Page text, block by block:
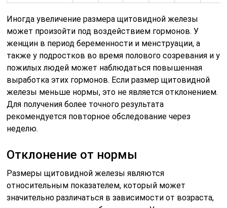
Иногда увеличение размера щитовидной железы
может произойти под воздействием гормонов. У
женщин в период беременности и менструации, а
также у подростков во время полового созревания и у
пожилых людей может наблюдаться повышенная
выработка этих гормонов. Если размер щитовидной
железы меньше нормы, это не является отклонением.
Для получения более точного результата
рекомендуется повторное обследование через
неделю.
Отклонение от нормы
Размеры щитовидной железы являются
относительным показателем, который может
значительно различаться в зависимости от возраста,